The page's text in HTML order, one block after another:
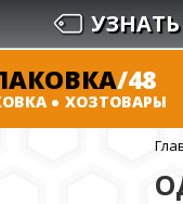
/48
ХОЗТОВАРЫ